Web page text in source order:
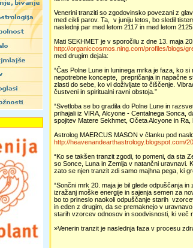
Venerini tranziti so zgodovinsko povezani z
med cikli parov. Ta, v juniju letos, bo sledil
naslednji par med letom 2117 in med letom
Mati SEKHMET je v sporočilu z dne 13. maja
http://organiccosmos.ning.com/profiles/blogs/
med drugim dejala:
“Čas Polne Lune in luninega mrka je faza, ko
nepotrebne koncepte, prepričanja in napačne
zlasti do sebe, ko vi doživljate to čiščenje.
čustveni in spiritualni ravni obstoja.”
“Svetloba se bo gradila do Polne Lune in
prihajali iz VIRA, Alcyone - Centalnega Sonca,
spojitev Matere Sekhmet, Očeta Alcyone in
Astrolog MAERCUS MASON v članku pod
http://heavenandearthastrology.blogspot.com/
“Ko se takšen tranzit zgodi, to pomeni, da sta
so Sonce, Luna in Zemlja v natančni uravnavi.
zato se njen tranzit zdi samo majhna pega, ki
“Sončni mrk 20. maja je bil glede odpuščanja
izražanj moške energije in sajenja semen za
bo to prineslo naokoli odpuščanje starih
in eden z drugim, da se premaknejo v
starih vzorcev odnosov in soodvisnosti, ki več
»Venerin tranzit je naslednja faza v procesu